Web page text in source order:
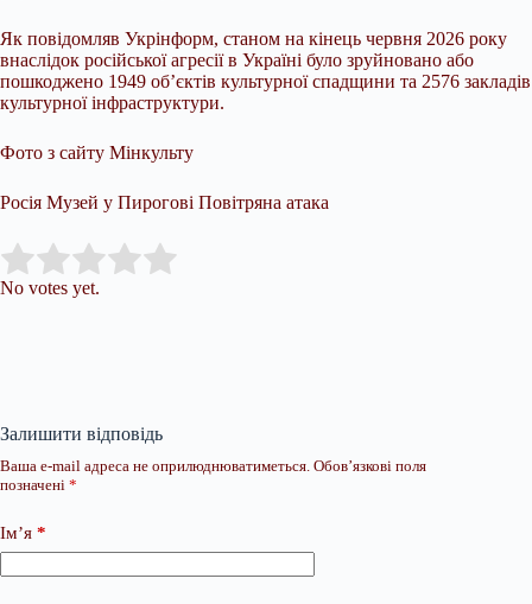
Як повідомляв Укрінформ, станом на кінець червня 2026 року
внаслідок російської агресії в Україні було зруйновано або
пошкоджено 1949 об’єктів культурної спадщини та 2576 закладів
культурної інфраструктури.
Фото з сайту Мінкульту
Росія Музей у Пирогові Повітряна атака
Rate this item:
No votes yet.
Залишити відповідь
Ваша e-mail адреса не оприлюднюватиметься. Обов’язкові поля
позначені *
Ім’я *